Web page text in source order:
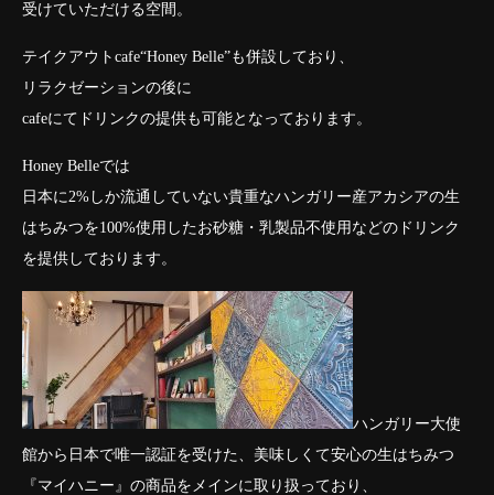
受けていただける空間。
テイクアウトcafe“Honey Belle”も併設しており、
リラクゼーションの後に
cafeにてドリンクの提供も可能となっております。
Honey Belleでは
日本に2%しか流通していない貴重なハンガリー産アカシアの生
はちみつを100%使用したお砂糖・乳製品不使用などのドリンク
を提供しております。
ハンガリー大使
館から日本で唯一認証を受けた、美味しくて安心の生はちみつ
『マイハニー』の商品をメインに取り扱っており、